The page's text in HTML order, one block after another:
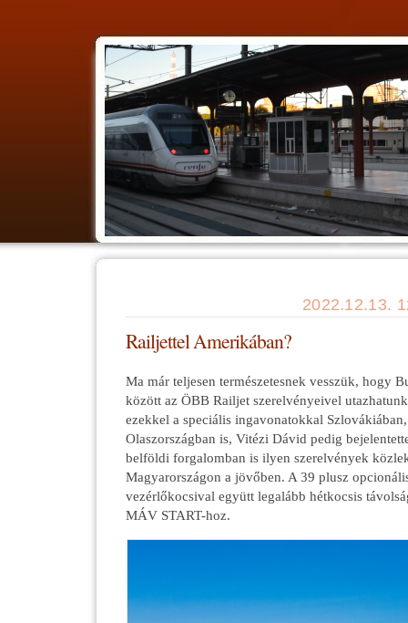
2022.12.13.
Railjettel Amerikában?
Ma már teljesen természetesnek vesszük, hogy
között az ÖBB Railjet szerelvényeivel
ezekkel a speciális ingavonatokkal Szlovákiában,
Olaszországban is, Vitézi Dávid pedig
belföldi forgalomban is ilyen szerelvények
Magyarországon a jövőben. A 39 plusz
vezérlőkocsival együtt legalább hétkocsis
MÁV START-hoz.